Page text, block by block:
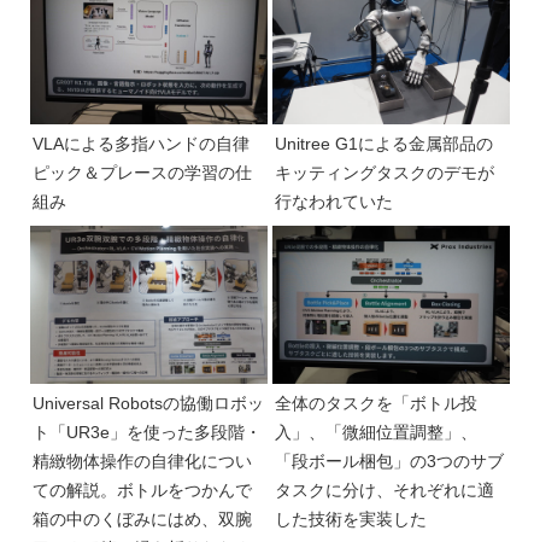
VLAによる多指ハンドの自律
ピック＆プレースの学習の仕
組み
Unitree G1による金属部品の
キッティングタスクのデモが
行なわれていた
Universal Robotsの協働ロボッ
ト「UR3e」を使った多段階・
精緻物体操作の自律化につい
ての解説。ボトルをつかんで
箱の中のくぼみにはめ、双腕
全体のタスクを「ボトル投
入」、「微細位置調整」、
「段ボール梱包」の3つのサブ
タスクに分け、それぞれに適
した技術を実装した